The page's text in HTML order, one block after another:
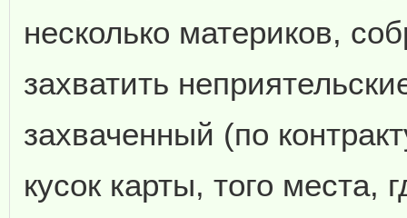
несколько материков,
захватить
захваченный (по
кусок карты, того места,